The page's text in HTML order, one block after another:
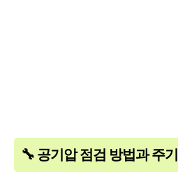
🔧 공기압 점검 방법과 주기